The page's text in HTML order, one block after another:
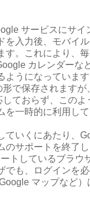
サービスにサイ
を入力後、モバイ
す。これにより、
カレンダーな
ようになっていま
で保存されますが
しておらず、この
を一時的に利用して
ていくにあたり、
のサポートを終了
トしているブラウ
でも、ログインを
マップなど